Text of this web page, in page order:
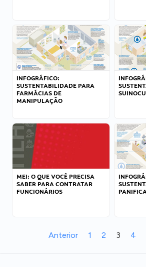
INFOGRÁFICO:
SUSTENTABILIDADE PARA
FARMÁCIAS DE
MANIPULAÇÃO
MEI: O QUE VOCÊ PRECISA
SABER PARA CONTRATAR
FUNCIONÁRIOS
Anterior 1 2 3 4